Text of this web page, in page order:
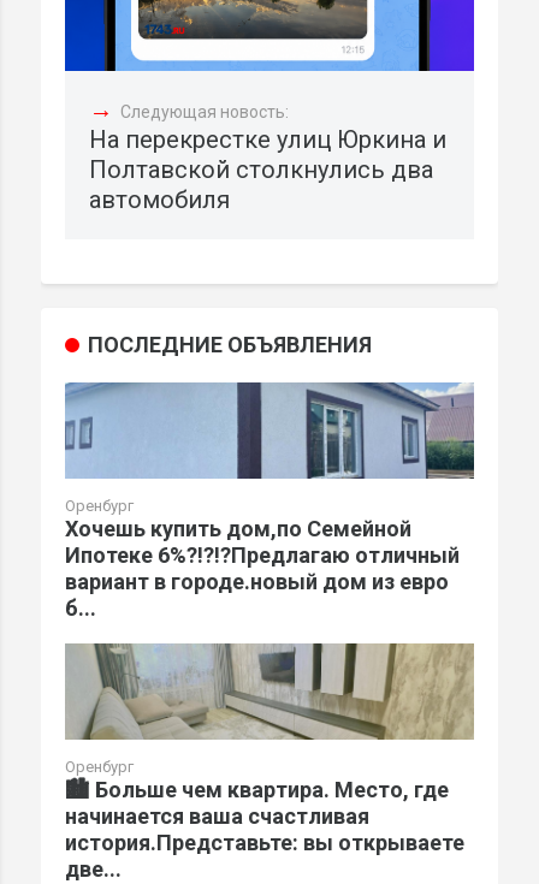
→ Следующая новость:
На перекрестке улиц Юркина и
Полтавской столкнулись два
автомобиля
ПОСЛЕДНИЕ ОБЪЯВЛЕНИЯ
Оренбург
Хочешь купить дом,по Семейной
Ипотеке 6%?!?!?Предлагаю отличный
вариант в городе.новый дом из евро
б...
Оренбург
🏙️ Больше чем квартира. Место, где
начинается ваша счастливая
история.Представьте: вы открываете
две...